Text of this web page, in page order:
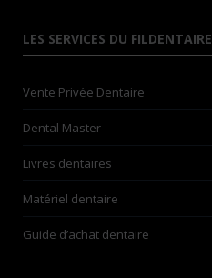
LES SERVICES DU FILDENTAIRE
Vente Privée Dentaire
Dental Master
Livres dentaires
Matériel dentaire
Guide d’achat dentaire